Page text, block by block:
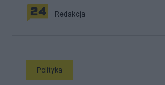
Redakcja
Polityka